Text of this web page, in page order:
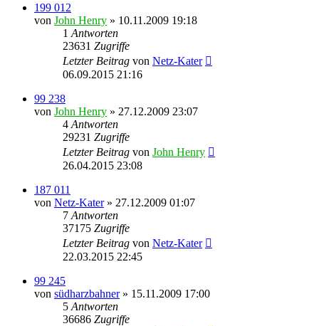
199 012
von John Henry » 10.11.2009 19:18
1 Antworten
23631 Zugriffe
Letzter Beitrag von Netz-Kater
06.09.2015 21:16
99 238
von John Henry » 27.12.2009 23:07
4 Antworten
29231 Zugriffe
Letzter Beitrag von John Henry
26.04.2015 23:08
187 011
von Netz-Kater» 27.12.2009 01:07
7 Antworten
37175 Zugriffe
Letzter Beitrag von Netz-Kater
22.03.2015 22:45
99 245
von südharzbahner» 15.11.2009 17:00
5 Antworten
36686 Zugriffe